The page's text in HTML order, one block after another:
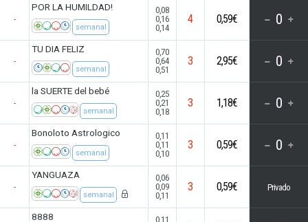
-
POR LA HUMILDAD!
semanal
0,08
0,16
0,14
4 0,59€ 0
-
TU DIA FELIZ
semanal
0,70
0,64
0,51
3 2,95€ 0
-
la SUERTE del bebé
semanal
0,25
0,21
0,18
3 1,18€ 0
-
Bonoloto Astrologico
semanal
0,11
0,11
0,10
3 0,59€ 0
-
YANGUAZA
semanal
0,06
0,09
0,11
3 0,59€ Privado
8888
0,11